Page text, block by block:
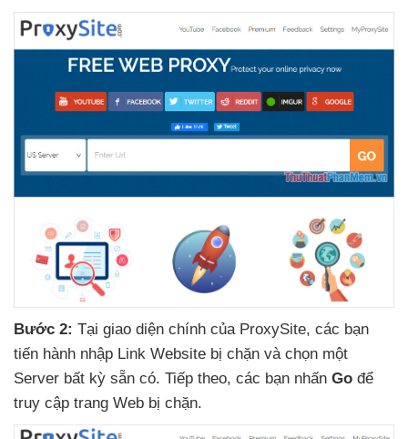
Bước 2: Tại giao diện chính của ProxySite, các bạn
tiến hành nhập Link Website bị chặn và chọn một
Server bất kỳ sẵn có. Tiếp theo, các bạn nhấn Go để
truy cập trang Web bị chặn.